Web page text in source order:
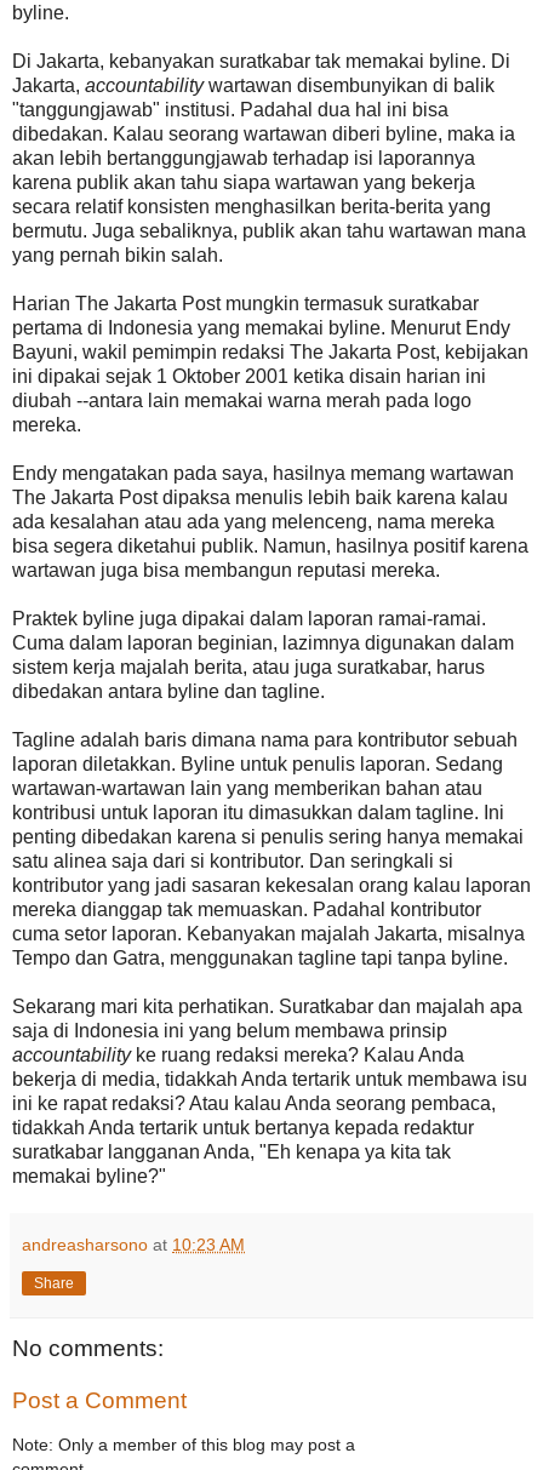
byline.
Di Jakarta, kebanyakan suratkabar tak memakai byline. Di
Jakarta, accountabilitywartawan disembunyikan di balik
"tanggungjawab" institusi. Padahal dua hal ini bisa
dibedakan. Kalau seorang wartawan diberi byline, maka ia
akan lebih bertanggungjawab terhadap isi laporannya
karena publik akan tahu siapa wartawan yang bekerja
secara relatif konsisten menghasilkan berita-berita yang
bermutu. Juga sebaliknya, publik akan tahu wartawan mana
yang pernah bikin salah.
Harian The Jakarta Post mungkin termasuk suratkabar
pertama di Indonesia yang memakai byline. Menurut Endy
Bayuni, wakil pemimpin redaksi The Jakarta Post, kebijakan
ini dipakai sejak 1 Oktober 2001 ketika disain harian ini
diubah --antara lain memakai warna merah pada logo
mereka.
Endy mengatakan pada saya, hasilnya memang wartawan
The Jakarta Post dipaksa menulis lebih baik karena kalau
ada kesalahan atau ada yang melenceng, nama mereka
bisa segera diketahui publik. Namun, hasilnya positif karena
wartawan juga bisa membangun reputasi mereka.
Praktek byline juga dipakai dalam laporan ramai-ramai.
Cuma dalam laporan beginian, lazimnya digunakan dalam
sistem kerja majalah berita, atau juga suratkabar, harus
dibedakan antara byline dan tagline.
Tagline adalah baris dimana nama para kontributor sebuah
laporan diletakkan. Byline untuk penulis laporan. Sedang
wartawan-wartawan lain yang memberikan bahan atau
kontribusi untuk laporan itu dimasukkan dalam tagline. Ini
penting dibedakan karena si penulis sering hanya memakai
satu alinea saja dari si kontributor. Dan seringkali si
kontributor yang jadi sasaran kekesalan orang kalau laporan
mereka dianggap tak memuaskan. Padahal kontributor
cuma setor laporan. Kebanyakan majalah Jakarta, misalnya
Tempo dan Gatra, menggunakan tagline tapi tanpa byline.
Sekarang mari kita perhatikan. Suratkabar dan majalah apa
saja di Indonesia ini yang belum membawa prinsip
accountabilityke ruang redaksi mereka? Kalau Anda
bekerja di media, tidakkah Anda tertarik untuk membawa isu
ini ke rapat redaksi? Atau kalau Anda seorang pembaca,
tidakkah Anda tertarik untuk bertanya kepada redaktur
suratkabar langganan Anda, "Eh kenapa ya kita tak
memakai byline?"
andreasharsono at 10:23 AM
Share
No comments:
Post a Comment
Note: Only a member of this blog may post a